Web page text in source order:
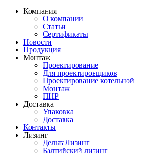
Компания
О компании
Статьи
Сертификаты
Новости
Продукция
Монтаж
Проектирование
Для проектировщиков
Проектирование котельной
Монтаж
ПНР
Доставка
Упаковка
Доставка
Контакты
Лизинг
ДельтаЛизинг
Балтийский лизинг